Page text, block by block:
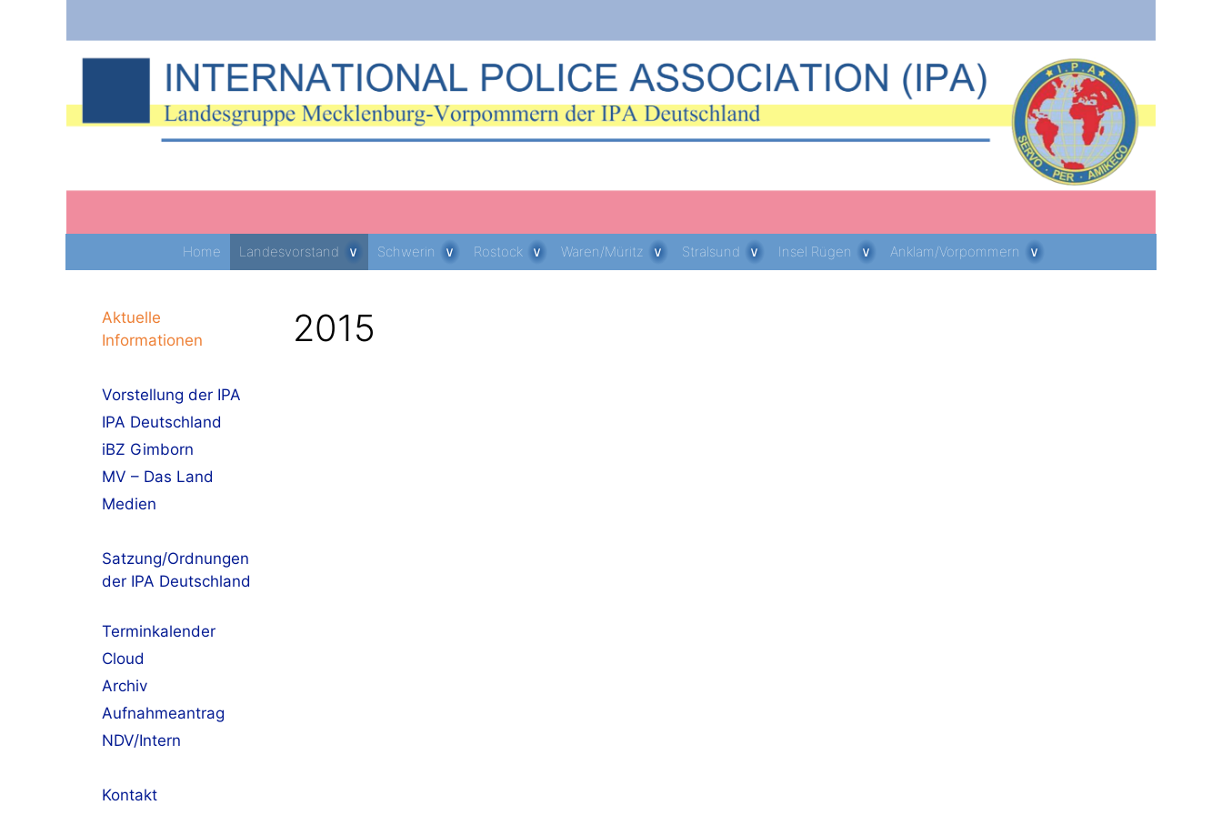
Home Landesvorstand Schwerin Rostock Waren/Müritz Stralsund Insel Rügen Anklam/Vorpommern
2015
Aktuelle
Informationen
Vorstellung der IPA
IPA Deutschland
iBZ Gimborn
MV – Das Land
Medien
Satzung/Ordnungen
der IPA Deutschland
Terminkalender
Cloud
Archiv
Aufnahmeantrag
NDV/Intern
Kontakt